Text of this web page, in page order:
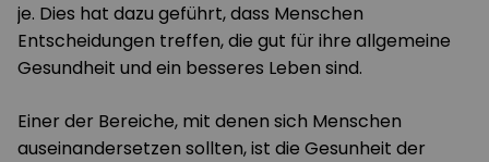
je. Dies hat dazu geführt, dass Menschen
Entscheidungen treffen, die gut für ihre allgemeine
Gesundheit und ein besseres Leben sind.
Einer der Bereiche, mit denen sich Menschen
auseinandersetzen sollten, ist die Gesunheit der